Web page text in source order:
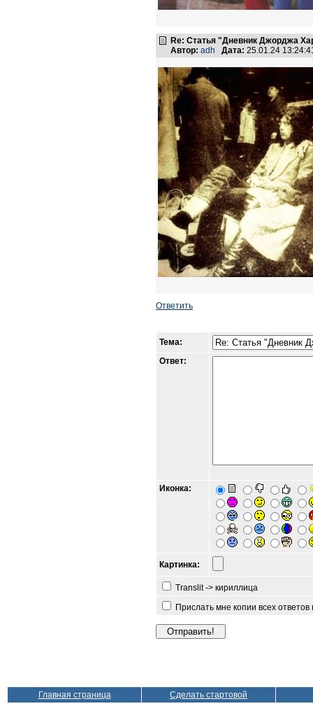
Re: Статья "Дневник Джорджа
Автор: adh Дата: 25.01.24
Ответить
Тема:
Ответ:
Иконка:
Картинка:
Translit -> кириллица
Прислать мне копии всех
Главная страница Сделать стартовой